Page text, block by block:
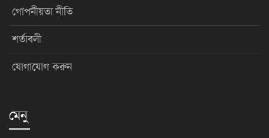
গোপনীয়তা নীতি
শর্তাবলী
যোগাযোগ করুন
মেনু